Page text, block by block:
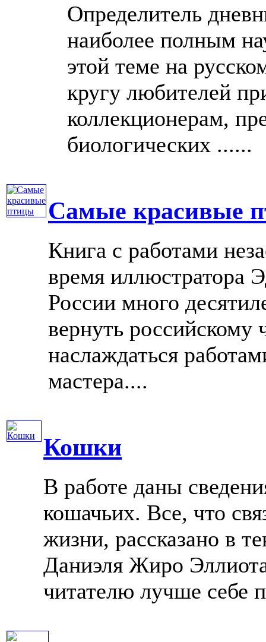
Определитель
наиболее полным
этой теме на
кругу любителей
коллекционерам,
биологических ......
Самые красивые
Книга с работами
время иллюстратора
России много
вернуть российскому
наслаждаться
мастера....
Кошки
В работе даны
кошачьих. Все, что
жизни, рассказано в
Даниэля Жиро
читателю лучше себе